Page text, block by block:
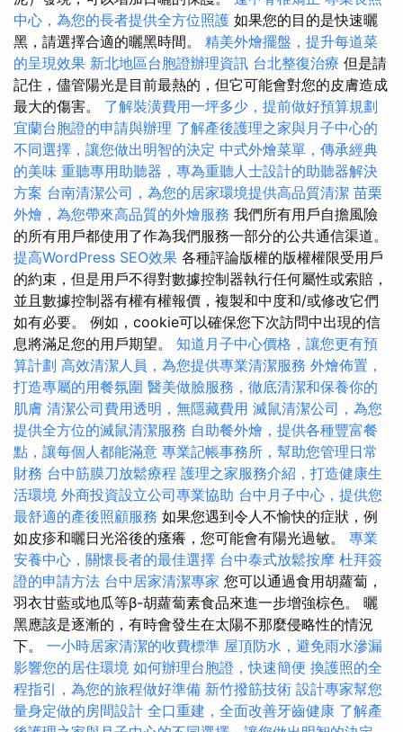
中心，為您的長者提供全方位照護 如果您的目的是快速曬
黑，請選擇合適的曬黑時間。 精美外燴擺盤，提升每道菜
的呈現效果 新北地區台胞證辦理資訊 台北整復治療 但是請
記住，儘管陽光是目前最熱的，但它可能會對您的皮膚造成
最大的傷害。 了解裝潢費用一坪多少，提前做好預算規劃
宜蘭台胞證的申請與辦理 了解產後護理之家與月子中心的
不同選擇，讓您做出明智的決定 中式外燴菜單，傳承經典
的美味 重聽專用助聽器，專為重聽人士設計的助聽器解決
方案 台南清潔公司，為您的居家環境提供高品質清潔 苗栗
外燴，為您帶來高品質的外燴服務 我們所有用戶自擔風險
的所有用戶都使用了作為我們服務一部分的公共通信渠道。
提高WordPress SEO效果 各種評論版權的版權權限受用戶
的約束，但是用戶不得對數據控制器執行任何屬性或索賠，
並且數據控制器有權有權報價，複製和中度和/或修改它們
如有必要。 例如，cookie可以確保您下次訪問中出現的信
息將滿足您的用戶期望。 知道月子中心價格，讓您更有預
算計劃 高效清潔人員，為您提供專業清潔服務 外燴佈置，
打造專屬的用餐氛圍 醫美做臉服務，徹底清潔和保養你的
肌膚 清潔公司費用透明，無隱藏費用 滅鼠清潔公司，為您
提供全方位的滅鼠清潔服務 自助餐外燴，提供各種豐富餐
點，讓每個人都能滿意 專業記帳事務所，幫助您管理日常
財務 台中筋膜刀放鬆療程 護理之家服務介紹，打造健康生
活環境 外商投資設立公司專業協助 台中月子中心，提供您
最舒適的產後照顧服務 如果您遇到令人不愉快的症狀，例
如皮疹和曬日光浴後的瘙癢，您可能會有陽光過敏。 專業
安養中心，關懷長者的最佳選擇 台中泰式放鬆按摩 杜拜簽
證的申請方法 台中居家清潔專家 您可以通過食用胡蘿蔔，
羽衣甘藍或地瓜等β-胡蘿蔔素食品來進一步增強棕色。 曬
黑應該是逐漸的，有時會發生在太陽不那麼侵略性的情況
下。 一小時居家清潔的收費標準 屋頂防水，避免雨水滲漏
影響您的居住環境 如何辦理台胞證，快速簡便 換護照的全
程指引，為您的旅程做好準備 新竹撥筋技術 設計專家幫您
量身定做的房間設計 全口重建，全面改善牙齒健康 了解產